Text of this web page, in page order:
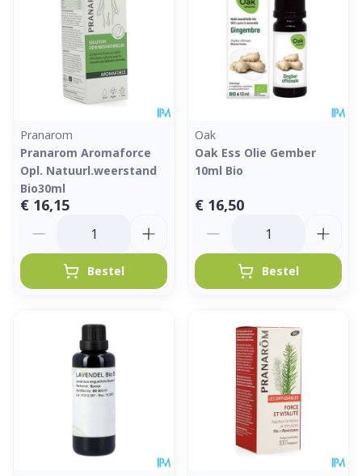
Pranarom
Pranarom Aromaforce
Opl. Natuurl.weerstand
Bio30ml
€ 16,15
Bestel
Oak
Oak Ess Olie Gember
10ml Bio
€ 16,50
Bestel